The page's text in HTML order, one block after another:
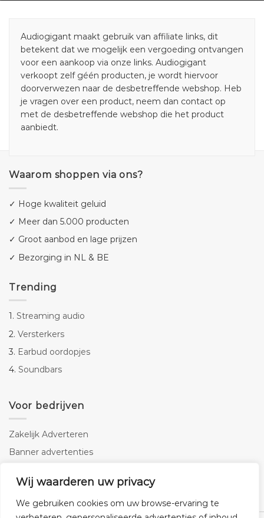
Wij waarderen uw privacy
We gebruiken cookies om uw browse-ervaring te
Audiogigant maakt gebruik van affiliate links, dit
betekent dat we mogelijk een vergoeding ontvangen
voor een aankoop via onze links. Audiogigant
verkoopt zelf géén producten, je wordt hiervoor
doorverwezen naar de desbetreffende webshop. Heb
je vragen over een product, neem dan contact op
met de desbetreffende webshop die het product
aanbiedt.
Waarom shoppen via ons?
✓ Hoge kwaliteit geluid
✓ Meer dan 5.000 producten
✓ Groot aanbod en lage prijzen
✓ Bezorging in NL & BE
Trending
1. Streaming audio
2. Versterkers
3. Earbud oordopjes
4. Soundbars
Voor bedrijven
Zakelijk Adverteren
Banner advertenties
SEO copywriting